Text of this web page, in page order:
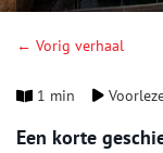
← Vorig verhaal
1 min
Een korte